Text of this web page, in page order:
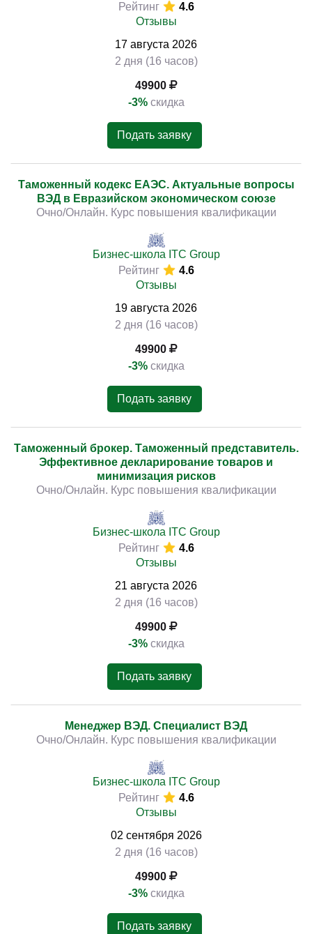
Рейтинг
4.6
Отзывы
17 августа 2026
2 дня (16 часов)
49900
-3% скидка
Подать заявку
Таможенный кодекс ЕАЭС. Актуальные вопросы
ВЭД в Евразийском экономическом союзе
Очно/Онлайн. Курс повышения квалификации
Бизнес-школа ITC Group
Рейтинг
4.6
Отзывы
19 августа 2026
2 дня (16 часов)
49900
-3% скидка
Подать заявку
Таможенный брокер. Таможенный представитель.
Эффективное декларирование товаров и
минимизация рисков
Очно/Онлайн. Курс повышения квалификации
Бизнес-школа ITC Group
Рейтинг
4.6
Отзывы
21 августа 2026
2 дня (16 часов)
49900
-3% скидка
Подать заявку
Менеджер ВЭД. Специалист ВЭД
Очно/Онлайн. Курс повышения квалификации
Бизнес-школа ITC Group
Рейтинг
4.6
Отзывы
02 сентября 2026
2 дня (16 часов)
49900
-3% скидка
Подать заявку